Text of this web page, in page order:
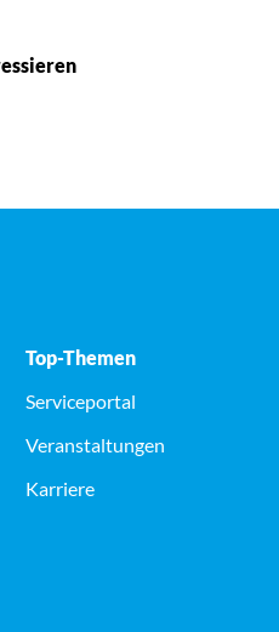
Top-Themen
Serviceportal
Veranstaltungen
Karriere